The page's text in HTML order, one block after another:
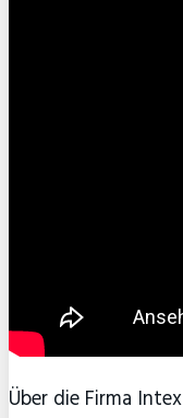
Über die Firma Intex